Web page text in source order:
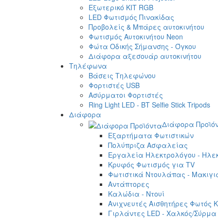
Εξωτερικό ΚΙΤ RGB
LED Φωτισμός Πινακίδας
Προβολείς & Μπάρες αυτοκινήτου
Φωτισμός Αυτοκινήτου Neon
Φώτα Οδικής Σήμανσης - Όγκου
Διάφορα αξεσουάρ αυτοκινήτου
Τηλέφωνα
Βάσεις Τηλεφώνου
Φορτιστές USB
Ασύρματοι Φορτιστές
Ring Light LED - BT Selfie Stick Tripods
Διάφορα
Διάφορα
Εξαρτήματα Φωτιστικών
Πολύπριζα Ασφαλείας
Εργαλεία Ηλεκτρολόγου -
Κρυφός Φωτισμός για TV
Φωτιστικά Ντουλάπας -
Αντάπτορες
Καλώδια - Ντουί
Ανιχνευτές Αισθητήρες Φωτός
Γιρλάντες LED - Χαλκός/Σύρμα